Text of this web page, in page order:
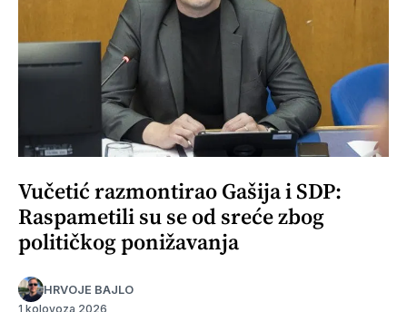
Vučetić razmontirao Gašija i SDP:
Raspametili su se od sreće zbog
političkog ponižavanja
HRVOJE BAJLO
1 kolovoza 2026